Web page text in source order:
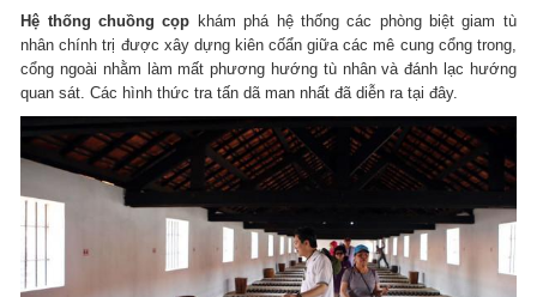
Hệ thống chuồng cọp khám phá hệ thống các phòng biệt giam tù
nhân chính trị được xây dựng kiên cốẩn giữa các mê cung cổng trong,
cổng ngoài nhằm làm mất phương hướng tù nhân và đánh lạc hướng
quan sát. Các hình thức tra tấn dã man nhất đã diễn ra tại đây.